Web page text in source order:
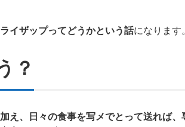
イザップってどうかという話になります
？
え、日々の食事を写メでとって送れば、